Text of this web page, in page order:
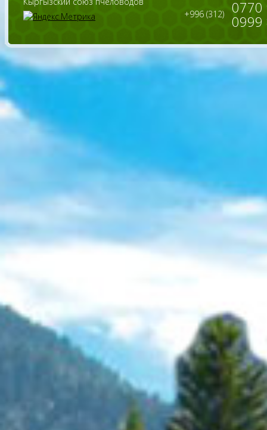
+996 (312)